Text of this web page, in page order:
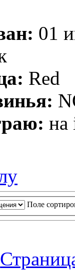
01
Red
на
Поле